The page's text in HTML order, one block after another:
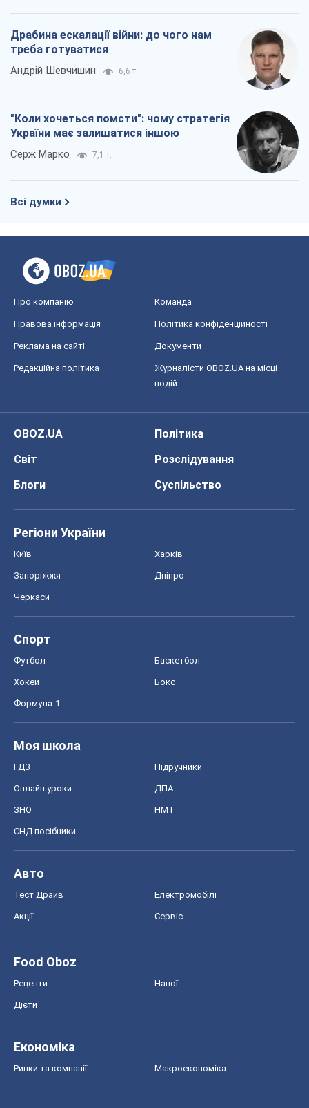
Драбина ескалації війни: до чого нам
треба готуватися
Андрій Шевчишин 6,6 т.
"Коли хочеться помсти": чому стратегія
України має залишатися іншою
Серж Марко 7,1 т.
Всі думки
Про компанію Команда
Правова інформація Політика конфіденційності
Реклама на сайті Документи
Редакційна політика
Журналісти OBOZ.UA на місці
подій
OBOZ.UA
Політика
Світ
Розслідування
Блоги
Суспільство
Регіони України
Київ Харків
Запоріжжя Дніпро
Черкаси
Спорт
Футбол Баскетбол
Хокей Бокс
Формула-1
Моя школа
ГДЗ Підручники
Онлайн уроки ДПА
ЗНО НМТ
СНД посібники
Авто
Тест Драйв Електромобілі
Акції Сервіс
Food Oboz
Рецепти Напої
Дієти
Економіка
Ринки та компанії Макроекономіка